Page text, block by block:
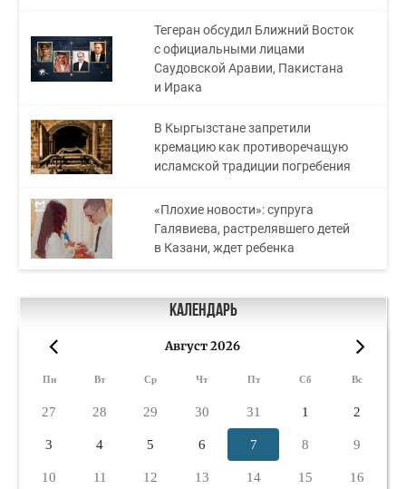
Тегеран обсудил Ближний Восток
с официальными лицами
Саудовской Аравии, Пакистана
и Ирака
В Кыргызстане запретили
кремацию как противоречащую
исламской традиции погребения
«Плохие новости»: супруга
Галявиева, растрелявшего детей
в Казани, ждет ребенка
Календарь
Август 2026
Пн Вт Ср Чт Пт Сб Вс
27 28 29 30 31 1 2
3 4 5 6 7 8 9
10 11 12 13 14 15 16